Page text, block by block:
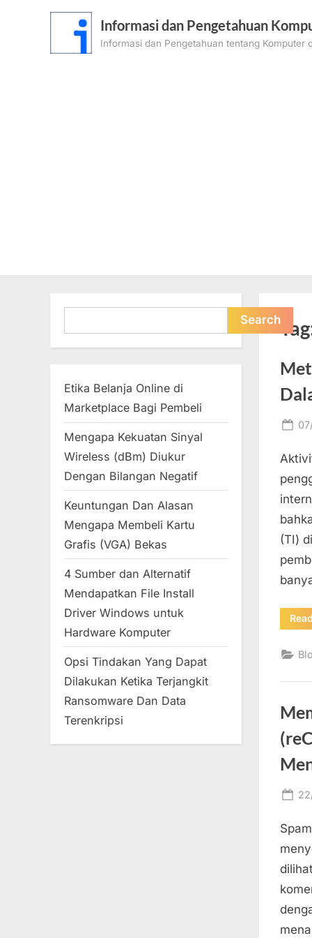
Informasi dan Pengetahuan
Informasi dan Pengetahuan tentang Komputer
(TI)
Search
Etika Belanja Online di
Marketplace Bagi Pembeli
Mengapa Kekuatan Sinyal
Wireless (dBm) Diukur
Dengan Bilangan Negatif
Keuntungan Dan Alasan
Mengapa Membeli Kartu
Grafis (VGA) Bekas
4 Sumber dan Alternatif
Mendapatkan File Install
Driver Windows untuk
Hardware Komputer
Opsi Tindakan Yang Dapat
Dilakukan Ketika Terjangkit
Ransomware Dan Data
Terenkripsi